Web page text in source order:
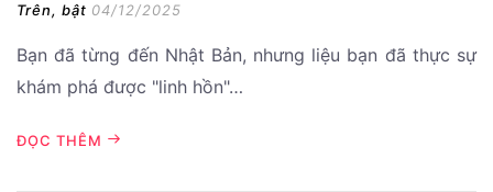
Trên, bật 04/12/2025
Bạn đã từng đến Nhật Bản, nhưng liệu bạn đã thực sự
khám phá được "linh hồn"…
ĐỌC THÊM